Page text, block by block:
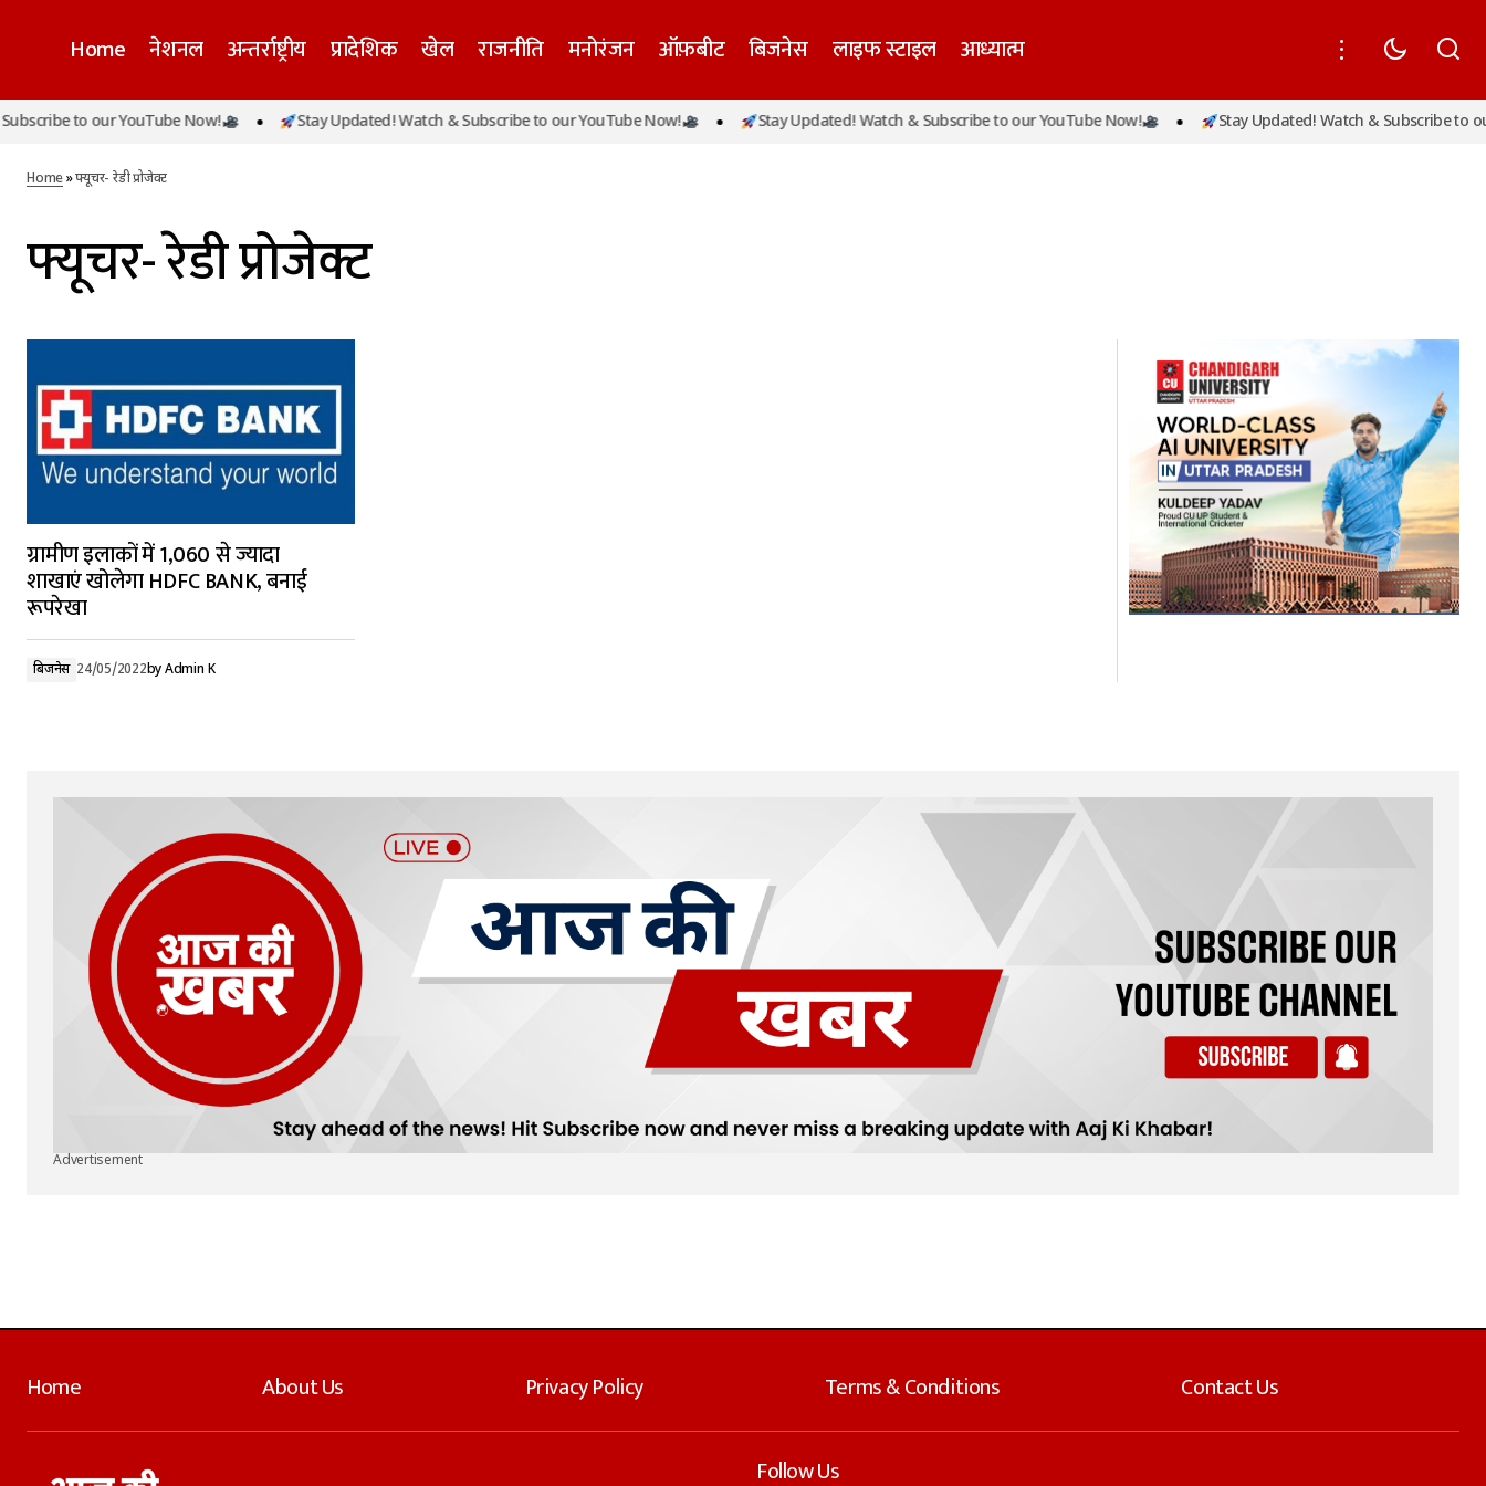
Home नेशनल अन्तर्राष्ट्रीय प्रादेशिक खेल राजनीति मनोरंजन ऑफ़बीट बिजनेस लाइफ स्टाइल आध्यात्म
to our YouTube Now! Stay Updated! Watch & Subscribe to our YouTube Now! Stay Updated! Watch & Subscribe to our YouTube Now! Stay Updated! Watch & Subscribe to our
Home»फ्यूचर- रेडी प्रोजेक्ट
फ्यूचर- रेडी प्रोजेक्ट
ग्रामीण इलाकों में 1,060 से ज्यादा
शाखाएं खोलेगा HDFC BANK, बनाई
रूपरेखा
बिजनेस 24/05/2022byAdmin K
Advertisement
Home About Us Privacy Policy Terms & Conditions Contact Us
Follow Us